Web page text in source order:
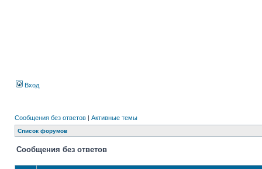
Вход
Сообщения без ответов | Активные темы
Список форумов
Сообщения без ответов